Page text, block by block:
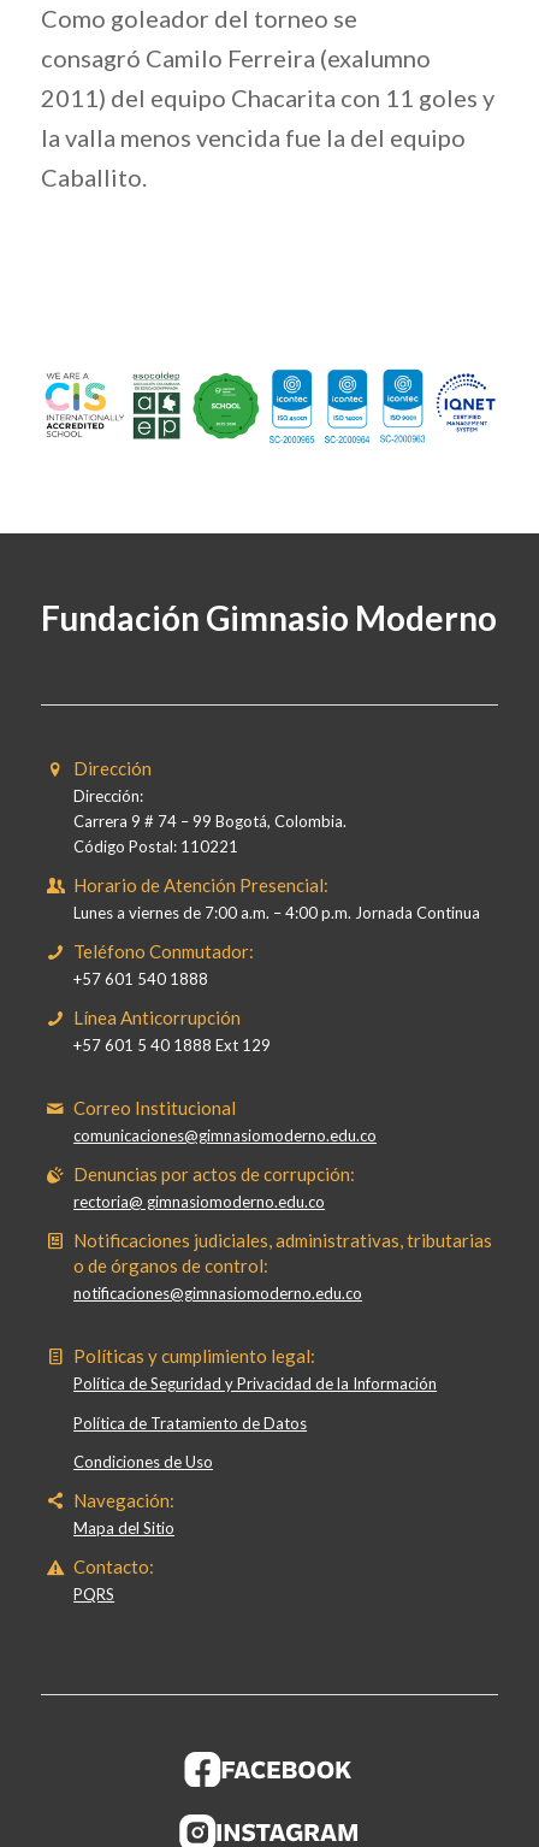
Como goleador del torneo se
consagró Camilo Ferreira (exalumno
2011) del equipo Chacarita con 11 goles y
la valla menos vencida fue la del equipo
Caballito.
Fundación Gimnasio Moderno
Dirección
Dirección:
Carrera 9 # 74 – 99 Bogotá, Colombia.
Código Postal: 110221
Horario de Atención Presencial:
Lunes a viernes de 7:00 a.m. – 4:00 p.m. Jornada Continua
Teléfono Conmutador:
+57 601 540 1888
Línea Anticorrupción
+57 601 5 40 1888 Ext 129
Correo Institucional
comunicaciones@gimnasiomoderno.edu.co
Denuncias por actos de corrupción:
rectoria@ gimnasiomoderno.edu.co
Notificaciones judiciales, administrativas, tributarias
o de órganos de control:
notificaciones@gimnasiomoderno.edu.co
Políticas y cumplimiento legal:
Política de Seguridad y Privacidad de la Información
Política de Tratamiento de Datos
Condiciones de Uso
Navegación:
Mapa del Sitio
Contacto:
PQRS